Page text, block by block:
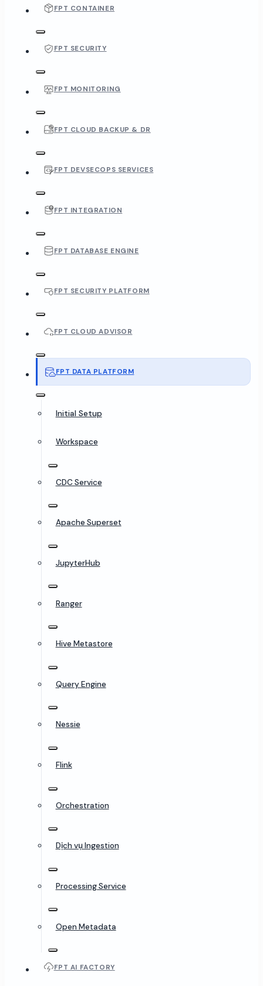
FPT CONTAINER
FPT SECURITY
FPT MONITORING
FPT CLOUD BACKUP & DR
FPT DEVSECOPS SERVICES
FPT INTEGRATION
FPT DATABASE ENGINE
FPT SECURITY PLATFORM
FPT CLOUD ADVISOR
FPT DATA PLATFORM
Initial Setup
Workspace
CDC Service
Apache Superset
JupyterHub
Ranger
Hive Metastore
Query Engine
Nessie
Flink
Orchestration
Dịch vụ Ingestion
Processing Service
Open Metadata
FPT AI FACTORY